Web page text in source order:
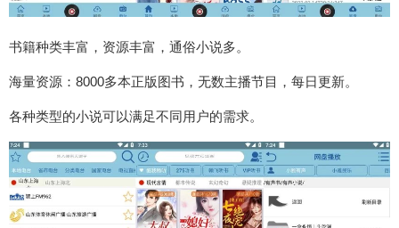
书籍种类丰富，资源丰富，通俗小说多。
海量资源：8000多本正版图书，无数主播节目，每日更新。
各种类型的小说可以满足不同用户的需求。